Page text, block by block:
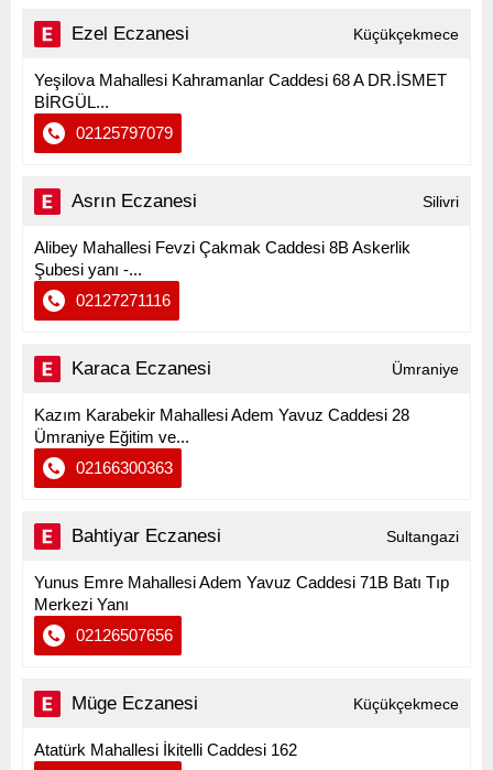
Ezel Eczanesi Küçükçekmece
Yeşilova Mahallesi Kahramanlar Caddesi 68 A DR.İSMET
BİRGÜL...
02125797079
Asrın Eczanesi Silivri
Alibey Mahallesi Fevzi Çakmak Caddesi 8B Askerlik
Şubesi yanı -...
02127271116
Karaca Eczanesi Ümraniye
Kazım Karabekir Mahallesi Adem Yavuz Caddesi 28
Ümraniye Eğitim ve...
02166300363
Bahtiyar Eczanesi Sultangazi
Yunus Emre Mahallesi Adem Yavuz Caddesi 71B Batı Tıp
Merkezi Yanı
02126507656
Müge Eczanesi Küçükçekmece
Atatürk Mahallesi İkitelli Caddesi 162